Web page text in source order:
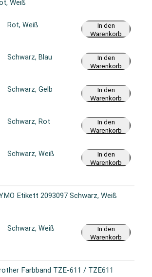
Weiß
Rot, Weiß
In den
Warenkorb
Schwarz, Blau
In den
Warenkorb
Schwarz, Gelb
In den
Warenkorb
Schwarz, Rot
In den
Warenkorb
Schwarz, Weiß
In den
Warenkorb
Etikett 2093097 Schwarz, Weiß
Schwarz, Weiß
In den
Warenkorb
Farbband TZE-611 / TZE611